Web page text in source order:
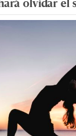
olvidar el